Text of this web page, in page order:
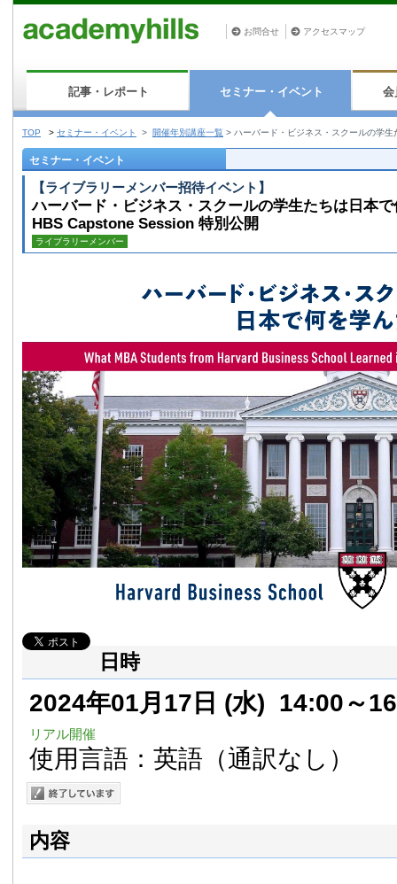
お問合せ アクセスマップ
記事・レポート セミナー・イベント 会
TOP > セミナー・イベント > 開催年別講座一覧 > ハーバード・ビジネス・スクールの学
セミナー・イベント
【ライブラリーメンバー招待イベント】
ハーバード・ビジネス・スクールの学生たちは日本
HBS Capstone Session 特別公開
ライブラリーメンバー
日時
2024年01月17日 (水) 14:00～
リアル開催
使用言語：英語（通訳なし）
内容